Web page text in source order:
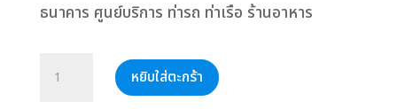
ธนาคาร ศูนย์บริการ ท่ารถ ท่าเรือ ร้านอาหาร
หยิบใส่ตะกร้า